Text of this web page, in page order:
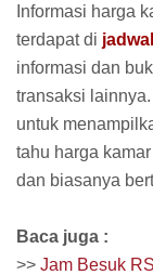
Informasi harga
terdapat di
informasi dan
transaksi
untuk
tahu harga
dan biasanya
Baca juga :
>> Jam Besuk